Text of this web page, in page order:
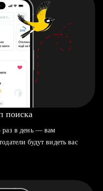
поиска
раз в день — вам
будут видеть вас